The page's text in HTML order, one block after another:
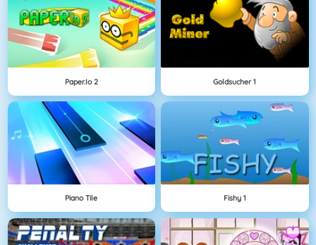
Paper.io 2 Goldsucher 1
Piano Tile Fishy 1